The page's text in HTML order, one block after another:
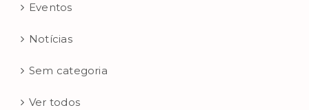
Eventos
Notícias
Sem categoria
Ver todos